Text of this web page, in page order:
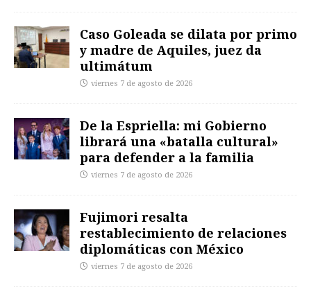
Caso Goleada se dilata por primo
y madre de Aquiles, juez da
ultimátum
viernes 7 de agosto de 2026
De la Espriella: mi Gobierno
librará una «batalla cultural»
para defender a la familia
viernes 7 de agosto de 2026
Fujimori resalta
restablecimiento de relaciones
diplomáticas con México
viernes 7 de agosto de 2026